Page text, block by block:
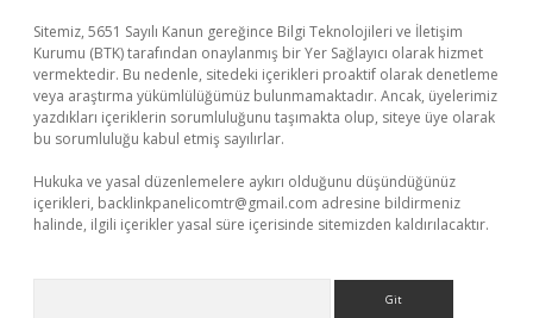
Sitemiz, 5651 Sayılı Kanun gereğince Bilgi Teknolojileri ve İletişim
Kurumu (BTK) tarafından onaylanmış bir Yer Sağlayıcı olarak hizmet
vermektedir. Bu nedenle, sitedeki içerikleri proaktif olarak denetleme
veya araştırma yükümlülüğümüz bulunmamaktadır. Ancak, üyelerimiz
yazdıkları içeriklerin sorumluluğunu taşımakta olup, siteye üye olarak
bu sorumluluğu kabul etmiş sayılırlar.
Hukuka ve yasal düzenlemelere aykırı olduğunu düşündüğünüz
içerikleri, backlinkpanelicomtr@gmail.com adresine bildirmeniz
halinde, ilgili içerikler yasal süre içerisinde sitemizden kaldırılacaktır.